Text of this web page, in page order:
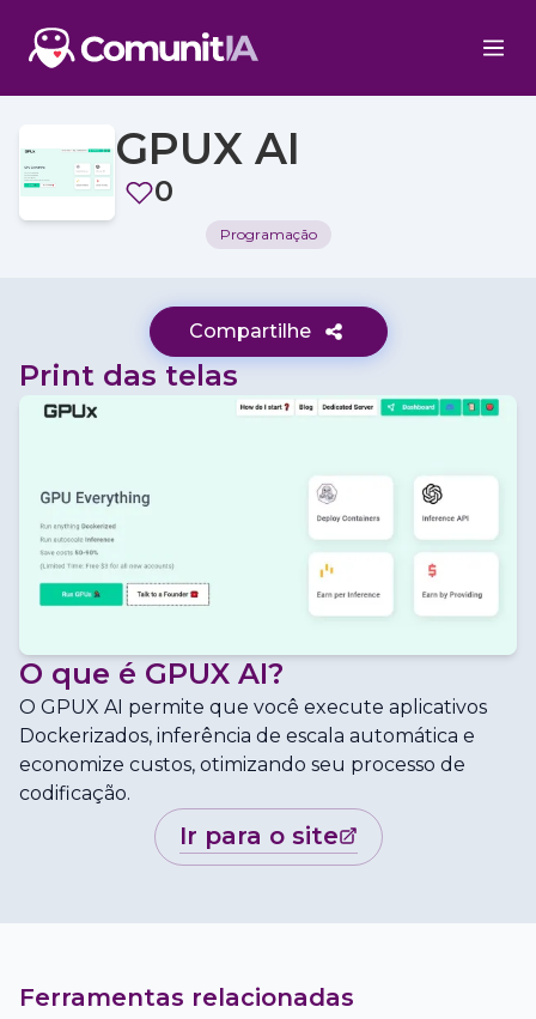
GPUX AI
0
Programação
Compartilhe
Print das telas
O que é GPUX AI?
O GPUX AI permite que você execute aplicativos
Dockerizados, inferência de escala automática e
economize custos, otimizando seu processo de
codificação.
ir para o site
Ferramentas relacionadas